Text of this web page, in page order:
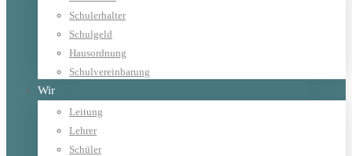
Schulerhalter
Schulgeld
Hausordnung
Schulvereinbarung
Wir
Leitung
Lehrer
Schüler